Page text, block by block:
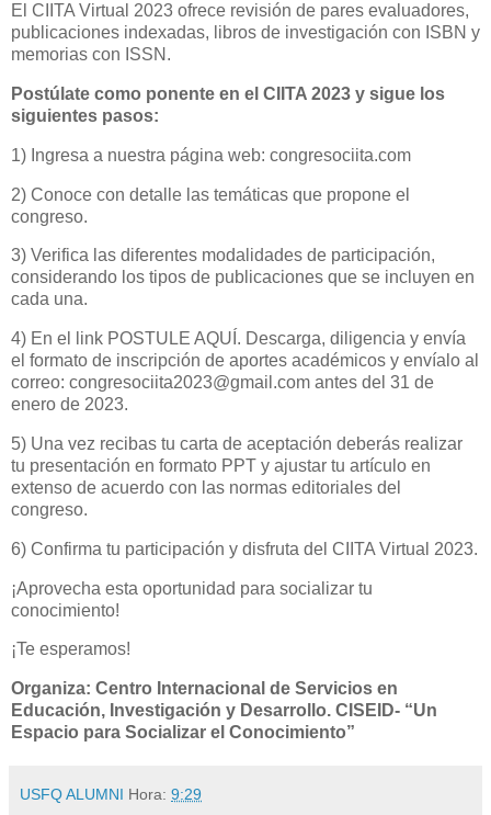
El CIITA Virtual 2023 ofrece revisión de pares evaluadores,
publicaciones indexadas, libros de investigación con ISBN y
memorias con ISSN.
Postúlate como ponente en el CIITA 2023 y sigue los
siguientes pasos:
1) Ingresa a nuestra página web: congresociita.com
2) Conoce con detalle las temáticas que propone el
congreso.
3) Verifica las diferentes modalidades de participación,
considerando los tipos de publicaciones que se incluyen en
cada una.
4) En el link POSTULE AQUÍ. Descarga, diligencia y envía
el formato de inscripción de aportes académicos y envíalo al
correo: congresociita2023@gmail.com antes del 31 de
enero de 2023.
5) Una vez recibas tu carta de aceptación deberás realizar
tu presentación en formato PPT y ajustar tu artículo en
extenso de acuerdo con las normas editoriales del
congreso.
6) Confirma tu participación y disfruta del CIITA Virtual 2023.
¡Aprovecha esta oportunidad para socializar tu
conocimiento!
¡Te esperamos!
Organiza: Centro Internacional de Servicios en
Educación, Investigación y Desarrollo. CISEID- “Un
Espacio para Socializar el Conocimiento”
USFQ ALUMNI Hora: 9:29